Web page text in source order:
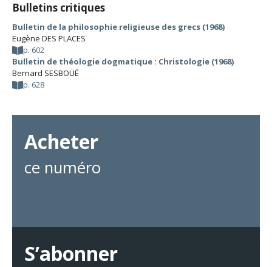
Bulletins critiques
Bulletin de la philosophie religieuse des grecs (1968)
Eugène DES PLACES
p. 602
Bulletin de théologie dogmatique : Christologie (1968)
Bernard SESBOÜÉ
p. 628
Acheter
ce numéro
S’abonner